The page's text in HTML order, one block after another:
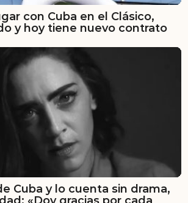
con Cuba en el Clásico,
y hoy tiene nuevo contrato
Cuba y lo cuenta sin drama,